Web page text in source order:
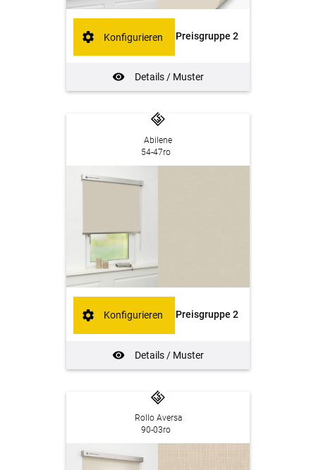
Preisgruppe 2
Details / Muster
Konfigurieren
Abilene
54-47ro
Preisgruppe 2
Details / Muster
Konfigurieren
Rollo Aversa
90-03ro